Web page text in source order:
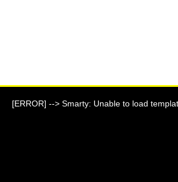
[ERROR] --> Smarty: Unable to load